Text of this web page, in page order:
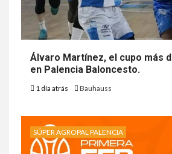
Álvaro Martínez, el cupo más
en Palencia Baloncesto.
1 día atrás Bauhauss
SÚPER AGROPAL PALENCIA